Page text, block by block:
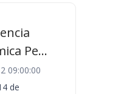
Pe...
09:00:00
de